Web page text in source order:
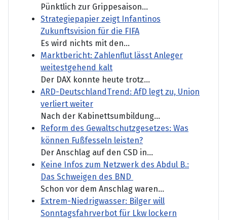
Pünktlich zur Grippesaison...
Strategiepapier zeigt Infantinos
Zukunftsvision für die FIFA
Es wird nichts mit den...
Marktbericht: Zahlenflut lässt Anleger
weitestgehend kalt
Der DAX konnte heute trotz...
ARD-DeutschlandTrend: AfD legt zu, Union
verliert weiter
Nach der Kabinettsumbildung...
Reform des Gewaltschutzgesetzes: Was
können Fußfesseln leisten?
Der Anschlag auf den CSD in...
Keine Infos zum Netzwerk des Abdul B.:
Das Schweigen des BND
Schon vor dem Anschlag waren...
Extrem-Niedrigwasser: Bilger will
Sonntagsfahrverbot für Lkw lockern